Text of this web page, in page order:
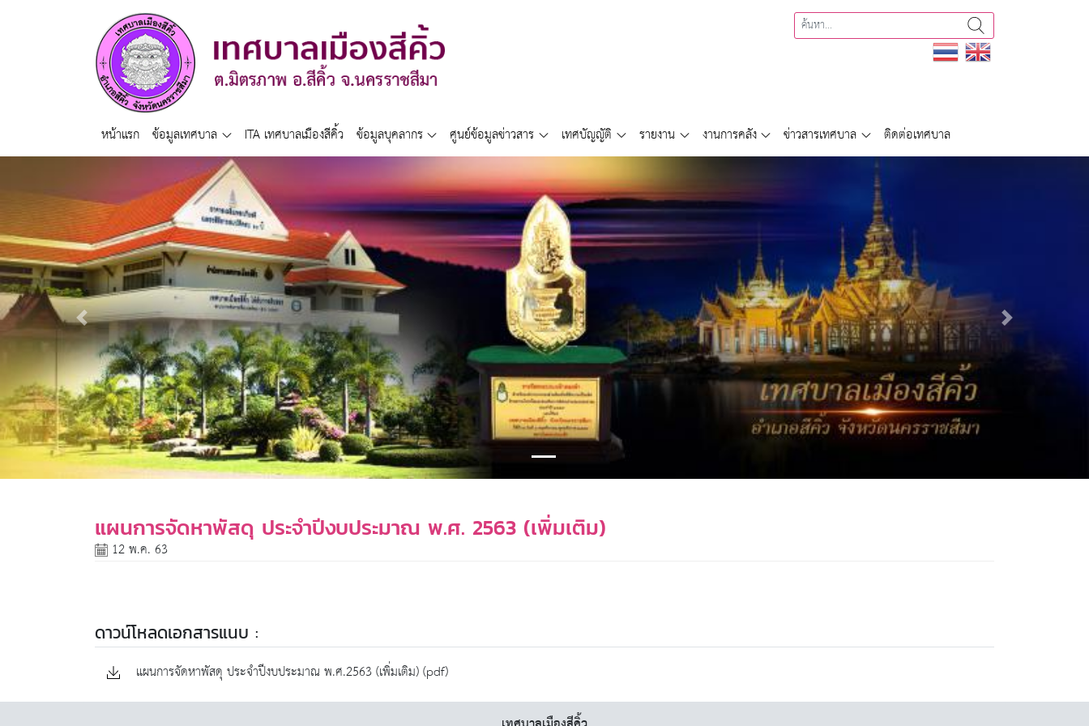
หน้าแรก ข้อมูลเทศบาล ITA เทศบาลเมืองสีคิ้ว ข้อมูลบุคลากร ศูนย์ข้อมูลข่าวสาร เทศบัญญัติ รายงาน งานการคลัง ข่าวสารเทศบาล ติดต่อเทศบาล
Previous Next
แผนการจัดหาพัสดุ ประจำปีงบประมาณ พ.ศ. 2563 (เพิ่มเติม)
12 พ.ค. 63
ดาวน์โหลดเอกสารแนบ :
แผนการจัดหาพัสดุ ประจำปีงบประมาณ พ.ศ.2563 (เพิ่มเติม) (pdf)